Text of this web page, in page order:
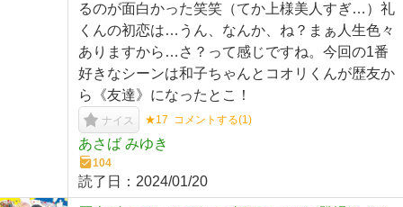
るのが面白かった笑笑（てか上様美人すぎ…）礼
くんの初恋は…うん、なんか、ね？まぁ人生色々
ありますから…さ？って感じですね。今回の1番
好きなシーンは和子ちゃんとコオリくんが歴友か
ら《友達》になったとこ！
ナイス ★17 コメントする(1)
あさば みゆき
104
読了日： 2024/01/20